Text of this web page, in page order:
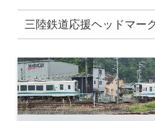
三陸鉄道応援ヘッドマー